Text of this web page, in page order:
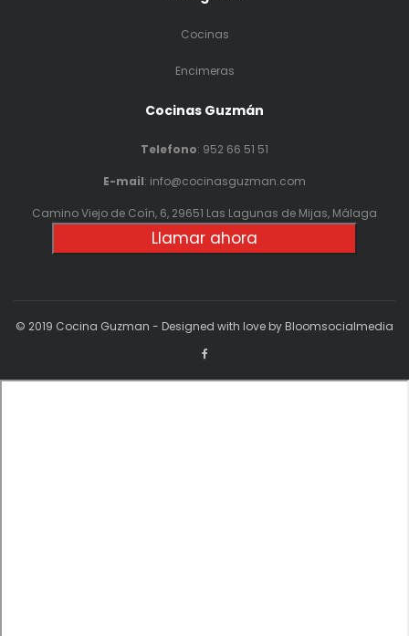
Cocinas
Encimeras
Cocinas Guzmán
Telefono: 952 66 51 51
E-mail: info@cocinasguzman.com
Camino Viejo de Coín, 6, 29651 Las Lagunas de Mijas, Málaga
Llamar ahora
© 2019 Cocina Guzman - Designed with love by Bloomsocialmedia